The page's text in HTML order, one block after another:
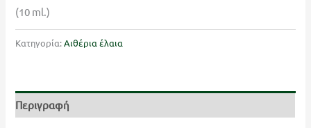
(10 ml.)
Κατηγορία:Αιθέρια έλαια
Περιγραφή